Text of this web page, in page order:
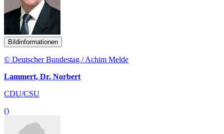
Bildinformationen
© Deutscher Bundestag / Achim Melde
Lammert, Dr. Norbert
CDU/CSU
()